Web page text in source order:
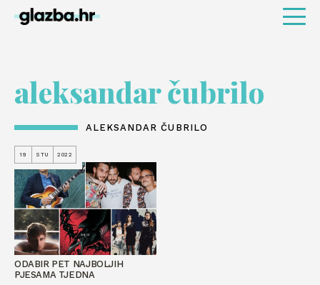
aleksandar čubrilo
ALEKSANDAR ČUBRILO
19 STU 2022
ODABIR PET NAJBOLJIH
PJESAMA TJEDNA